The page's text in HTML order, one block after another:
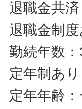
退職金共
退職金制度
勤続年数
定年制あり
定年年齢